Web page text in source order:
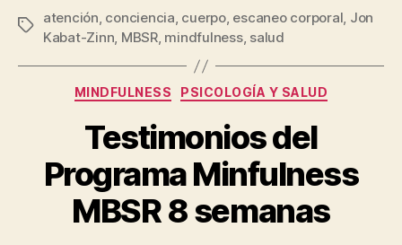
atención, conciencia, cuerpo, escaneo corporal, Jon
Kabat-Zinn, MBSR, mindfulness, salud
MINDFULNESS PSICOLOGÍA Y SALUD
Testimonios del
Programa Minfulness
MBSR 8 semanas